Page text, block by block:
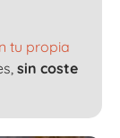
tu propia
sin coste